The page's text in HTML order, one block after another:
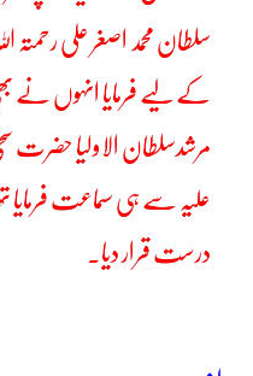
سلطان محمد اصغر علی
کے لیے فرمایا انہوں نے
مرشدسلطان الاولیا حضرت سخی
علیہ سے ہی سماعت فرمایا
درست قرار دیا۔